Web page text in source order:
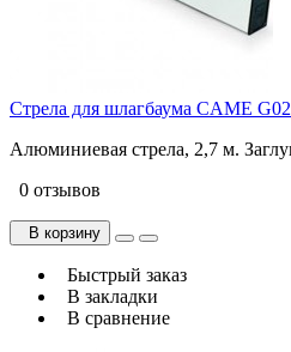
Стрела для шлагбаума CAME
Алюминиевая стрела, 2,7 м.
0 отзывов
В корзину
Быстрый заказ
В закладки
В сравнение